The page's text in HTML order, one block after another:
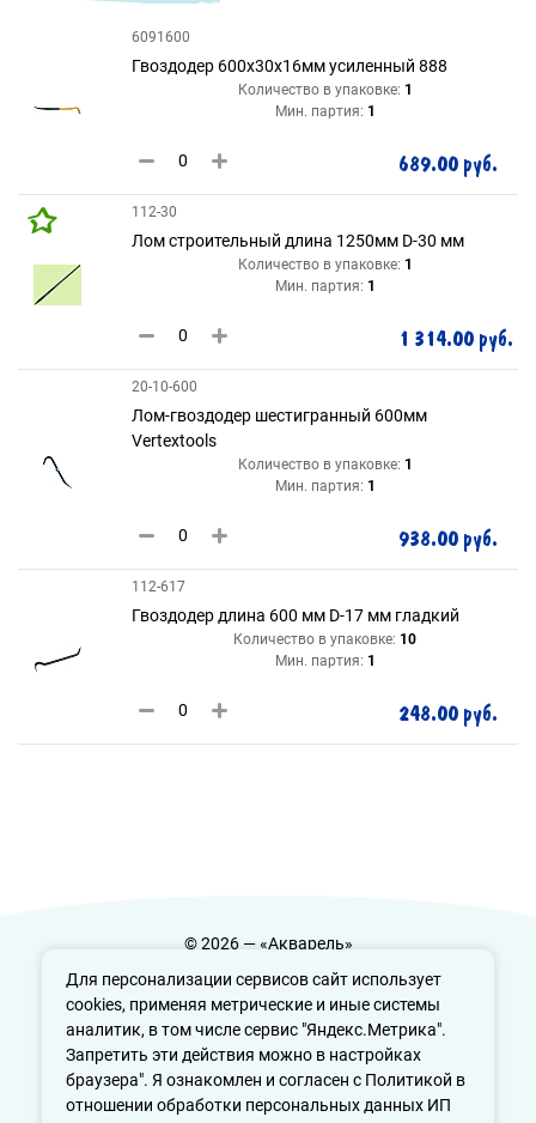
Для персонализации сервисов сайт использует
cookies, применяя метрические и иные системы
аналитик, в том числе сервис "Яндекс.Метрика".
Запретить эти действия можно в настройках
браузера". Я ознакомлен и согласен с Политикой в
отношении обработки персональных данных ИП
6091600
Гвоздодер 600х30х16мм усиленный 888
Количество в упаковке: 1
Мин. партия: 1
689.00 руб.
112-30
Лом строительный длина 1250мм D-30 мм
Количество в упаковке: 1
Мин. партия: 1
1 314.00 руб.
20-10-600
Лом-гвоздодер шестигранный 600мм
Vertextools
Количество в упаковке: 1
Мин. партия: 1
938.00 руб.
112-617
Гвоздодер длина 600 мм D-17 мм гладкий
Количество в упаковке: 10
Мин. партия: 1
248.00 руб.
© 2026 — «Акварель»
Политика конфиденциальности